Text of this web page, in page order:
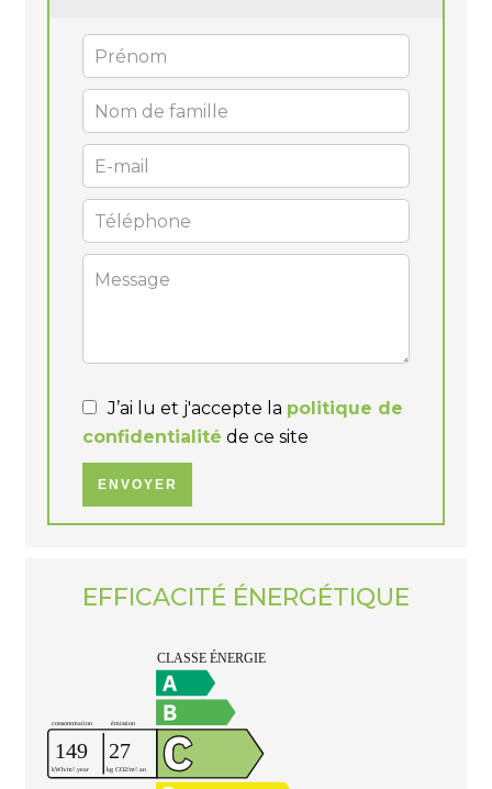
J’ai lu et j'accepte la politique de
confidentialité de ce site
ENVOYER
EFFICACITÉ ÉNERGÉTIQUE